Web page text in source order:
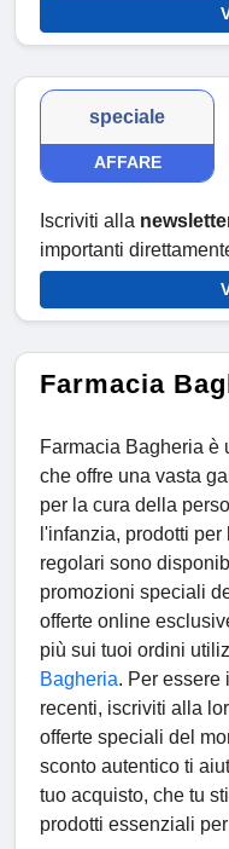
speciale
AFFARE
Iscriviti alla
importanti
Farmacia
Farmacia Bagheria è
che offre una vasta
per la cura della
l'infanzia, prodotti
regolari sono
promozioni speciali
offerte online
più sui tuoi ordini
Bagheria. Per essere
recenti, iscriviti alla
offerte speciali del
sconto autentico ti
tuo acquisto, che tu
prodotti essenziali